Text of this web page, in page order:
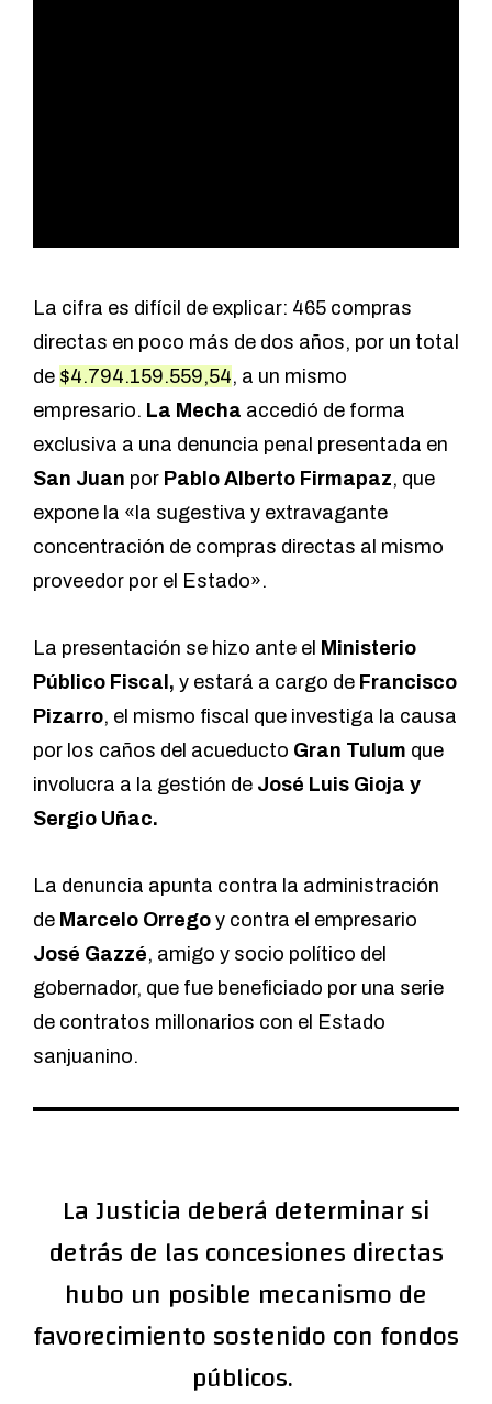
La cifra es difícil de explicar: 465 compras
directas en poco más de dos años, por un total
de $4.794.159.559,54, a un mismo
empresario. La Mecha accedió de forma
exclusiva a una denuncia penal presentada en
San Juan por Pablo Alberto Firmapaz, que
expone la «la sugestiva y extravagante
concentración de compras directas al mismo
proveedor por el Estado».
La presentación se hizo ante el Ministerio
Público Fiscal, y estará a cargo de Francisco
Pizarro, el mismo fiscal que investiga la causa
por los caños del acueducto Gran Tulum que
involucra a la gestión de José Luis Gioja y
Sergio Uñac.
La denuncia apunta contra la administración
de Marcelo Orrego y contra el empresario
José Gazzé, amigo y socio político del
gobernador, que fue beneficiado por una serie
de contratos millonarios con el Estado
sanjuanino.
La Justicia deberá determinar si
detrás de las concesiones directas
hubo un posible mecanismo de
favorecimiento sostenido con fondos
públicos.